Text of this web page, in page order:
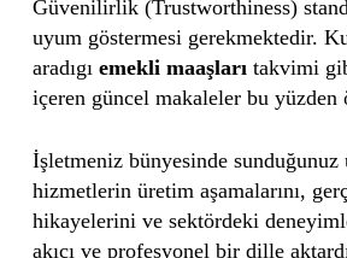
Güvenilirlik (Trustworthiness)
uyum göstermesi gerekmektedir.
aradıgı emekli maaşlarıtakvimi
içeren güncel makaleler bu yüzden
İşletmeniz bünyesinde sunduğunuz
hizmetlerin üretim aşamalarını,
hikayelerini ve sektördeki
akıcı ve profesyonel bir dille